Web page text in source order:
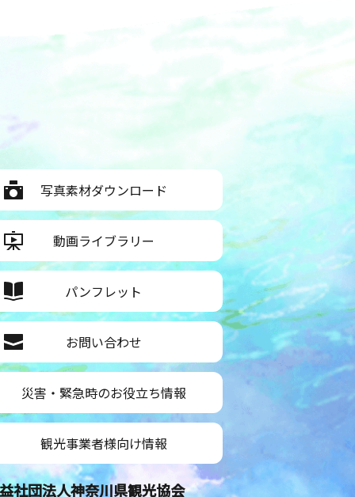
写真素材ダウンロード
動画ライブラリー
パンフレット
お問い合わせ
災害・緊急時のお役立ち情報
観光事業者様向け情報
社団法人神奈川県観光協会